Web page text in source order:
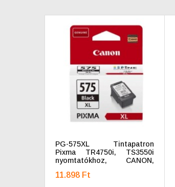
PG-575XL Tintapatron
Pixma TR4750i, TS3550i
nyomtatókhoz, CANON,
11.898 Ft